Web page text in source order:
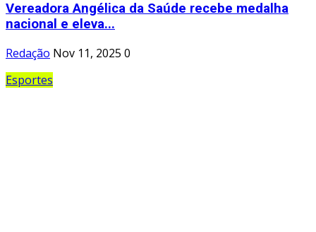
Vereadora Angélica da Saúde recebe medalha
nacional e eleva...
Redação Nov 11, 2025 0
Esportes